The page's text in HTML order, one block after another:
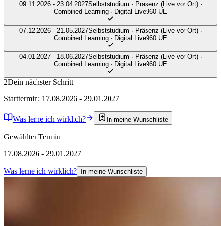
09.11.2026 - 23.04.2027Selbststudium · Präsenz (Live vor Ort) ·
Combined Learning · Digital Live960 UE
07.12.2026 - 21.05.2027Selbststudium · Präsenz (Live vor Ort) ·
Combined Learning · Digital Live960 UE
04.01.2027 - 18.06.2027Selbststudium · Präsenz (Live vor Ort) ·
Combined Learning · Digital Live960 UE
2Dein nächster Schritt
Starttermin: 17.08.2026 - 29.01.2027
Was lerne ich wirklich? In meine Wunschliste
Gewählter Termin
17.08.2026 - 29.01.2027
Was lerne ich wirklich? In meine Wunschliste